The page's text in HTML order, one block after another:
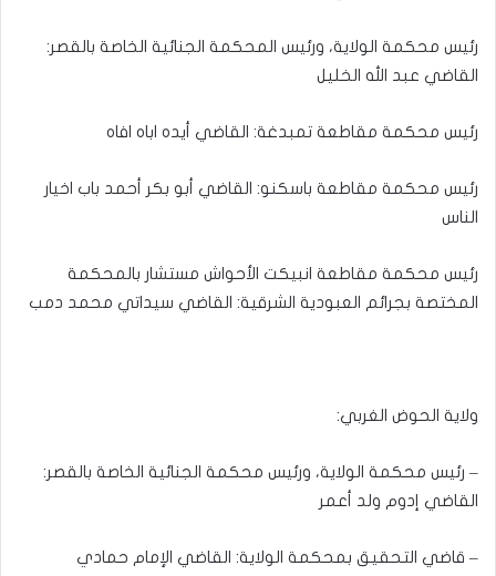
رئيس محكمة الولاية، ورئيس المحكمة الجنائية الخاصة بالقصر:
القاضي عبد الله الخليل
رئيس محكمة مقاطعة تمبدغة: القاضي أيده اباه افاه
رئيس محكمة مقاطعة باسكنو: القاضي أبو بكر أحمد باب اخيار
الناس
رئيس محكمة مقاطعة انبيكت الأحواش مستشار بالمحكمة
المختصة بجرائم العبودية الشرقية: القاضي سيداتي محمد دمب
ولاية الحوض الغربي:
– رئيس محكمة الولاية، ورئيس محكمة الجنائية الخاصة بالقصر:
القاضي إدوم ولد أعمر
– قاضي التحقيق بمحكمة الولاية: القاضي الإمام حمادي